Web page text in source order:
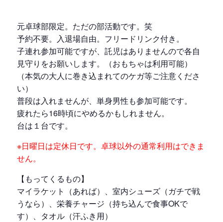
元卓球部限定。ただの部活動です。笑
予約不要。入退場自由。フリードリンク付き。
子連れ参加可能ですが、託児はありませんので各自
見守りをお願いします。（おもちゃは利用可能）
（本気の大人に巻き込まれてのケガ等ご注意くださ
い）
普段は入れませんが、単身男性も参加可能です。
疲れたら16時頃にやめるかもしれません。
台は１台です。
※日曜日は定休日です。卓球以外の通常利用はできま
せん。
【もってくるもの】
マイラケット（あれば）、室内シューズ（ガチで戦
うなら）、栄養チャージ（持ち込んで食事OKで
す）、タオル（汗ふき用）